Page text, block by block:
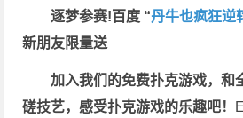
逐梦参赛!百度 “丹牛也疯狂逆
新朋友限量送
加入我们的免费扑克游戏，和
磋技艺，感受扑克游戏的乐趣吧！